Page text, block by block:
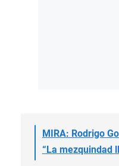
MIRA: Rodrigo
“La mezquindad